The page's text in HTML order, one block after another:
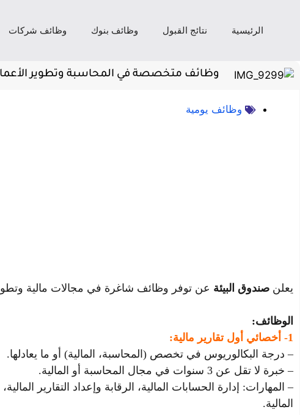
الرئيسية نتائج القبول وظائف بنوك وظائف شركات
وظائف متخصصة في المحاسبة وتطوير
وظائف يومية
يعلن صندوق البيئة عن توفر وظائف شاغرة في مجالات مالية
الوظائف:
1- أخصائي أول تقارير مالية:
– درجة البكالوريوس في تخصص (المحاسبة، المالية) أو ما يعادلها.
– خبرة لا تقل عن 3 سنوات في مجال المحاسبة أو المالية.
– المهارات: إدارة الحسابات المالية، الرقابة وإعداد التقارير
المالية.